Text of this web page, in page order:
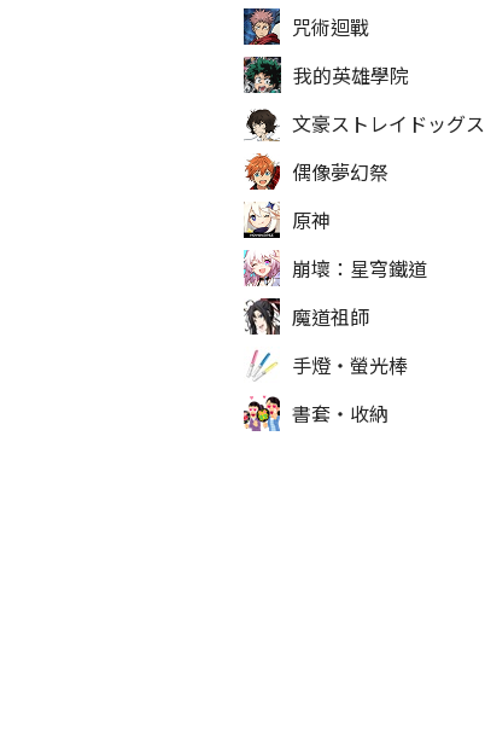
咒術迴戰
我的英雄學院
文豪ストレイドッグス
偶像夢幻祭
原神
崩壞：星穹鐵道
魔道祖師
手燈‧螢光棒
書套‧收納